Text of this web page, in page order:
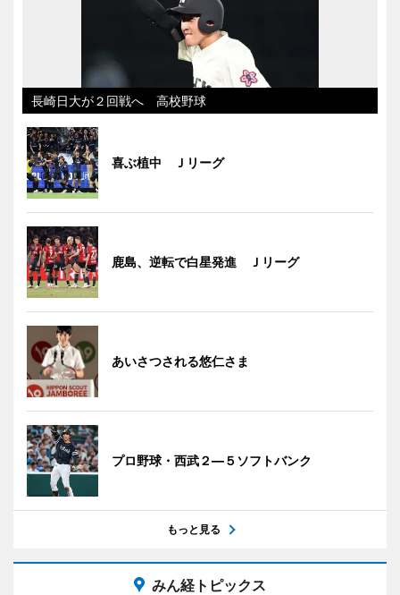
長崎日大が２回戦へ 高校野球
喜ぶ植中 Ｊリーグ
鹿島、逆転で白星発進 Ｊリーグ
あいさつされる悠仁さま
プロ野球・西武２―５ソフトバンク
もっと見る
みん経トピックス